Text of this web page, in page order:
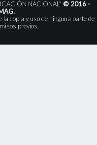
NACIONAL” © 2016 -
copia y uso de ninguna parte de
previos.